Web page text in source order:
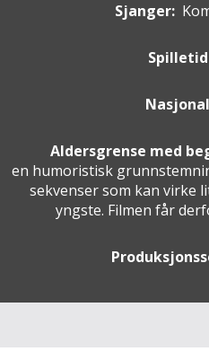
Sjanger:
Aldersgrense med
en humoristisk
sekvenser som kan virke
yngste. Filmen får